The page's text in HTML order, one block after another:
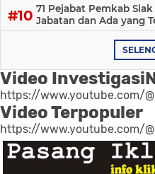
71 Pejabat Pemkab
Jabatan dan Ada yang
Video
https://www.youtube.com/
Video Terpopuler
https://www.youtube.com/